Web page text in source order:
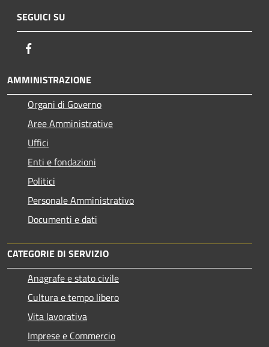
SEGUICI SU
AMMINISTRAZIONE
Organi di Governo
Aree Amministrative
Uffici
Enti e fondazioni
Politici
Personale Amministrativo
Documenti e dati
CATEGORIE DI SERVIZIO
Anagrafe e stato civile
Cultura e tempo libero
Vita lavorativa
Imprese e Commercio